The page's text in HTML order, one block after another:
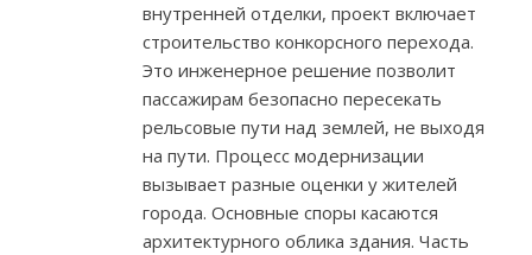
внутренней отделки, проект включает
строительство конкорсного перехода.
Это инженерное решение позволит
пассажирам безопасно пересекать
рельсовые пути над землей, не выходя
на пути. Процесс модернизации
вызывает разные оценки у жителей
города. Основные споры касаются
архитектурного облика здания. Часть